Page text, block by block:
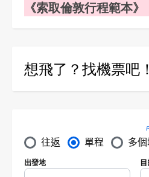
《索取倫敦行程範本》
想飛了？找機票吧！